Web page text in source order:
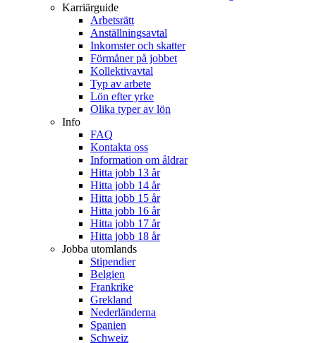
Karriärguide
Arbetsrätt
Anställningsavtal
Inkomster och skatter
Förmåner på jobbet
Kollektivavtal
Typ av arbete
Lön efter yrke
Olika typer av lön
Info
FAQ
Kontakta oss
Information om åldrar
Hitta jobb 13 år
Hitta jobb 14 år
Hitta jobb 15 år
Hitta jobb 16 år
Hitta jobb 17 år
Hitta jobb 18 år
Jobba utomlands
Stipendier
Belgien
Frankrike
Grekland
Nederländerna
Spanien
Schweiz